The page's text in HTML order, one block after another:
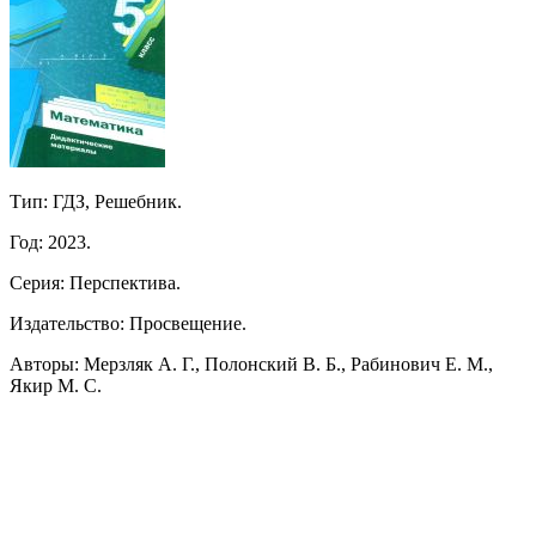
Тип: ГДЗ, Решебник.
Год: 2023.
Серия: Перспектива.
Издательство: Просвещение.
Авторы: Мерзляк А. Г., Полонский В. Б., Рабинович Е. М.,
Якир М. С.